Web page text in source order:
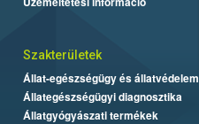
Szakterületek
Állat-egészségügy és állatvédelem
Állategészségügyi diagnosztika
Állatgyógyászati termékek